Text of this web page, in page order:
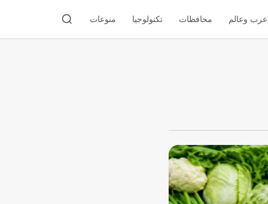
عرب وعالم محافظات تكنولوجيا منوعات